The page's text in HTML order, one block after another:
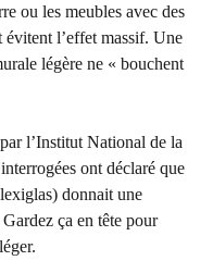
ou les meubles avec des
évitent l’effet massif. Une
légère ne « bouchent
l’Institut National de la
ont déclaré que
donnait une
ça en tête pour